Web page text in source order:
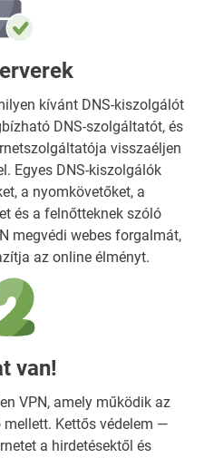
kívánt DNS-kiszolgálót
DNS-szolgáltatót, és
visszaéljen
Egyes DNS-kiszolgálók
a nyomkövetőket, a
és a felnőtteknek szóló
megvédi webes forgalmát,
az online élményt.
van!
VPN, amely működik az
Kettős védelem —
a hirdetésektől és